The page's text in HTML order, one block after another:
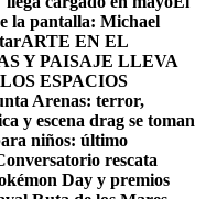
la pantalla: Michael
ARTE EN EL
Y PAISAJE LLEVA
ESPACIOS
Arenas: terror,
y escena drag se toman
niños: último
rescata
Day y premios